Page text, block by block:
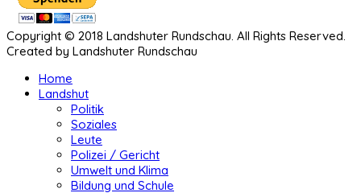
Copyright © 2018 Landshuter Rundschau. All Rights Reserved.
Created by Landshuter Rundschau
Home
Landshut
Politik
Soziales
Leute
Polizei / Gericht
Umwelt und Klima
Bildung und Schule